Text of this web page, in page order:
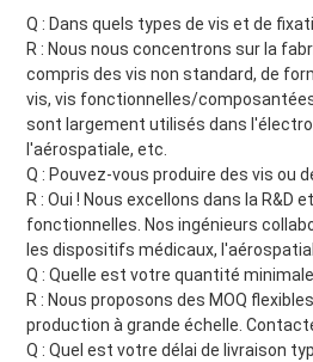
Q : Dans quels types de vis et de
R : Nous nous concentrons sur la
compris des vis non standard, de
vis, vis fonctionnelles/
sont largement utilisés dans
l'aérospatiale, etc.
Q : Pouvez-vous produire des vis ou
R : Oui ! Nous excellons dans la
fonctionnelles. Nos ingénieurs
les dispositifs médicaux,
Q : Quelle est votre quantité
R : Nous proposons des MOQ
production à grande échelle.
Q : Quel est votre délai de livraison